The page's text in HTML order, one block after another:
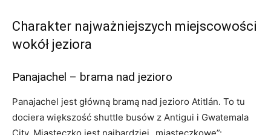
Charakter najważniejszych miejscowości
wokół jeziora
Panajachel – brama nad jezioro
Panajachel jest główną bramą nad jezioro Atitlán. To tu
dociera większość shuttle busów z Antigui i Gwatemala